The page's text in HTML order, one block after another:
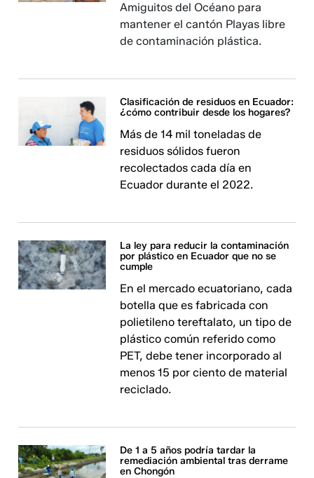
Amiguitos del Océano para
mantener el cantón Playas libre
de contaminación plástica.
Clasificación de residuos en Ecuador:
¿cómo contribuir desde los hogares?
Más de 14 mil toneladas de
residuos sólidos fueron
recolectados cada día en
Ecuador durante el 2022.
La ley para reducir la contaminación
por plástico en Ecuador que no se
cumple
En el mercado ecuatoriano, cada
botella que es fabricada con
polietileno tereftalato, un tipo de
plástico común referido como
PET, debe tener incorporado al
menos 15 por ciento de material
reciclado.
De 1 a 5 años podría tardar la
remediación ambiental tras derrame
en Chongón